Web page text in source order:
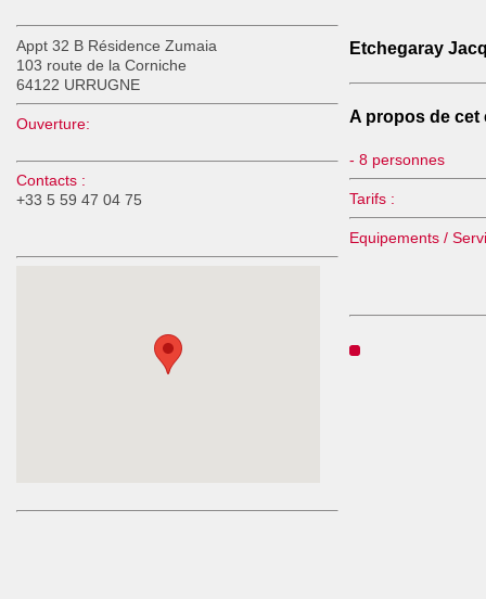
Appt 32 B Résidence Zumaia
103 route de la Corniche
64122 URRUGNE
Ouverture:
Contacts :
+33 5 59 47 04 75
Etchegaray
A propos de cet
- 8 personnes
Tarifs :
Equipements /